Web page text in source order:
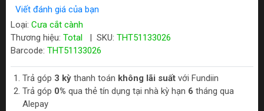
Viết đánh giá của bạn
Loại: Cưa cắt cành
Thương hiệu: Total SKU: THT51133026
Barcode: THT51133026
Trả góp 3 kỳ thanh toán không lãi suất với Fundiin
Trả góp 0% qua thẻ tín dụng tại nhà kỳ hạn 6 tháng qua
Alepay